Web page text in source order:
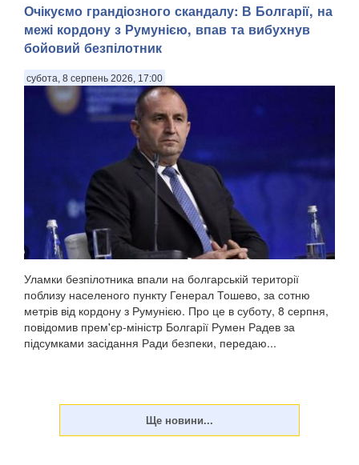
Очікуємо грандіозного скандалу: В Болгарії, на
межі кордону з Румунією, впав та вибухнув
бойовий безпілотник
субота, 8 серпень 2026, 17:00
Уламки безпілотника впали на болгарській території
поблизу населеного пункту Генерал Тошево, за сотню
метрів від кордону з Румунією. Про це в суботу, 8 серпня,
повідомив прем'єр-міністр Болгарії Румен Радев за
підсумками засідання Ради безпеки, передаю...